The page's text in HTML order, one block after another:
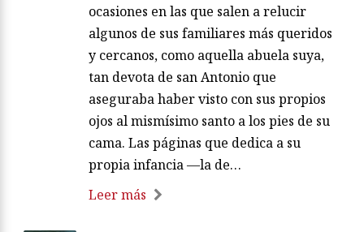
ocasiones en las que salen a relucir
algunos de sus familiares más queridos
y cercanos, como aquella abuela suya,
tan devota de san Antonio que
aseguraba haber visto con sus propios
ojos al mismísimo santo a los pies de su
cama. Las páginas que dedica a su
propia infancia —la de…
Leer más